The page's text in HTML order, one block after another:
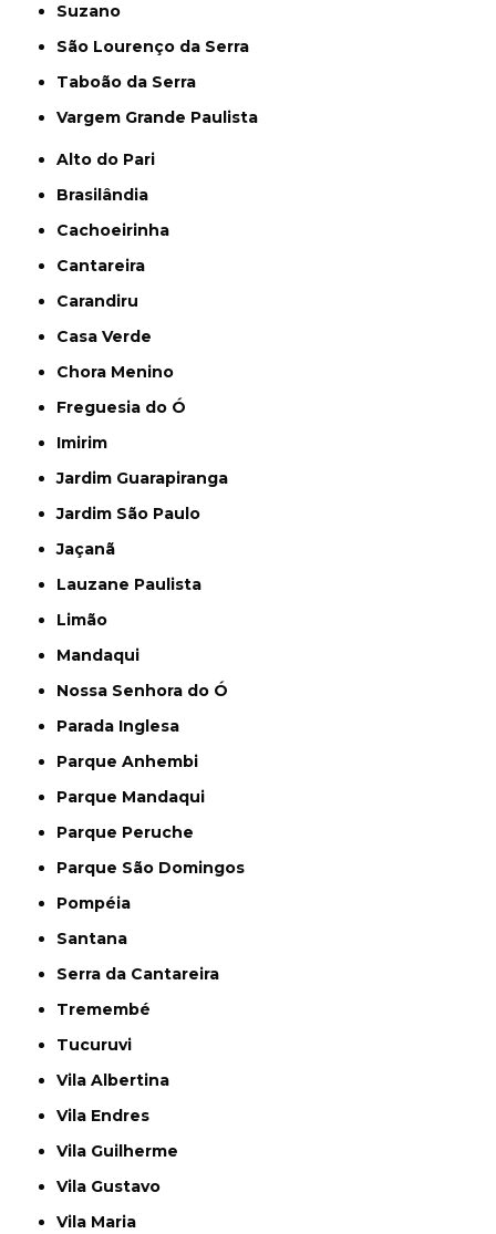
Suzano
São Lourenço da Serra
Taboão da Serra
Vargem Grande Paulista
Alto do Pari
Brasilândia
Cachoeirinha
Cantareira
Carandiru
Casa Verde
Chora Menino
Freguesia do Ó
Imirim
Jardim Guarapiranga
Jardim São Paulo
Jaçanã
Lauzane Paulista
Limão
Mandaqui
Nossa Senhora do Ó
Parada Inglesa
Parque Anhembi
Parque Mandaqui
Parque Peruche
Parque São Domingos
Pompéia
Santana
Serra da Cantareira
Tremembé
Tucuruvi
Vila Albertina
Vila Endres
Vila Guilherme
Vila Gustavo
Vila Maria